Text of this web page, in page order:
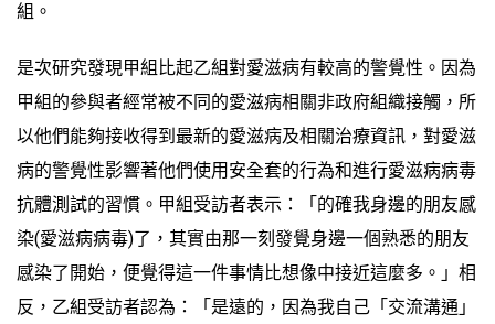
組。
是次研究發現甲組比起乙組對愛滋病有較高的警覺性。因為
甲組的參與者經常被不同的愛滋病相關非政府組織接觸，所
以他們能夠接收得到最新的愛滋病及相關治療資訊，對愛滋
病的警覺性影響著他們使用安全套的行為和進行愛滋病病毒
抗體測試的習慣。甲組受訪者表示：「的確我身邊的朋友感
染(愛滋病病毒)了，其實由那一刻發覺身邊一個熟悉的朋友
感染了開始，便覺得這一件事情比想像中接近這麼多。」相
反，乙組受訪者認為：「是遠的，因為我自己「交流溝通」